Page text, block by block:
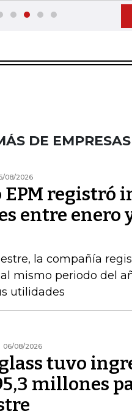
DE EMPRESAS
08/2026
registró
entre enero
la compañía
mismo periodo del
utilidades
06/08/2026
tuvo
millones